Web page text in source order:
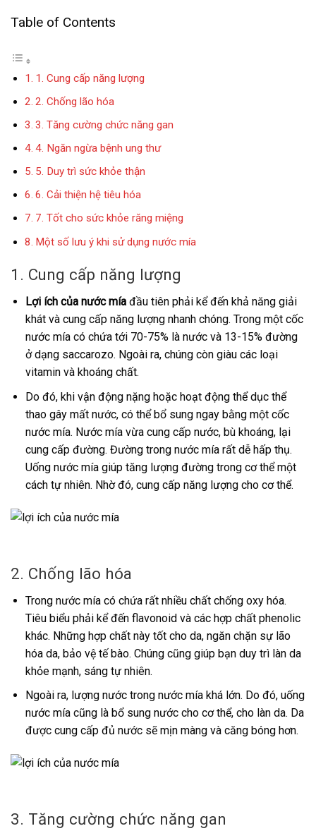
Table of Contents
1. Cung cấp năng lượng
2. Chống lão hóa
3. Tăng cường chức năng gan
4. Ngăn ngừa bệnh ung thư
5. Duy trì sức khỏe thận
6. Cải thiện hệ tiêu hóa
7. Tốt cho sức khỏe răng miệng
Một số lưu ý khi sử dụng nước mía
1. Cung cấp năng lượng
Lợi ích của nước míađầu tiên phải kể đến khả năng giải
khát và cung cấp năng lượng nhanh chóng. Trong một cốc
nước mía có chứa tới 70-75% là nước và 13-15% đường
ở dạng saccarozo. Ngoài ra, chúng còn giàu các loại
vitamin và khoáng chất.
Do đó, khi vận động nặng hoặc hoạt động thể dục thể
thao gây mất nước, có thể bổ sung ngay bằng một cốc
nước mía. Nước mía vừa cung cấp nước, bù khoáng, lại
cung cấp đường. Đường trong nước mía rất dễ hấp thụ.
Uống nước mía giúp tăng lượng đường trong cơ thể một
cách tự nhiên. Nhờ đó, cung cấp năng lượng cho cơ thể.
2. Chống lão hóa
Trong nước mía có chứa rất nhiều chất chống oxy hóa.
Tiêu biểu phải kể đến flavonoid và các hợp chất phenolic
khác. Những hợp chất này tốt cho da, ngăn chặn sự lão
hóa da, bảo vệ tế bào. Chúng cũng giúp bạn duy trì làn da
khỏe mạnh, sáng tự nhiên.
Ngoài ra, lượng nước trong nước mía khá lớn. Do đó, uống
nước mía cũng là bổ sung nước cho cơ thể, cho làn da. Da
được cung cấp đủ nước sẽ mịn màng và căng bóng hơn.
3. Tăng cường chức năng gan